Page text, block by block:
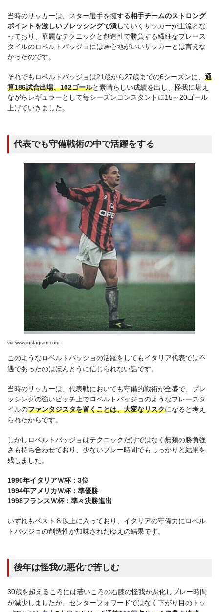
当時のサッカーは、スター選手を擁する相手チームのストロング
ポイントを激しいプレッシングで潰していくサッカーが主流とな
っており、華麗なテクニックと創造性で勝負する繊細なプレース
タイルのロベルトバッジョには居心地がいいサッカーとは言えな
かったのです。
それでもロベルトバッジョは21歳から27歳までの6シーズンに、 通
算186試合出場、102ゴールと素晴らしい成績を出し、怪我に堪え
ながらレギュラーとして毎シーズンコンスタントに15～20ゴール
上げていきました。
代表でも守備戦術の中で活躍をする
via www.instagram.com
このようなロベルトバッジョの活躍をしてもイタリア代表では不
遇であったのはほんとうに信じられない話です。
当時のサッカーは、代表戦においても守備的戦術が全盛で、プレ
ッシングの強いピッチ上でロベルトバッジョのようなプレースタ
イルのファンタジスタを置くことは、大変なリスクになると考え
られたからです。
しかしロベルトバッジョはテクニックだけではなく無類の勝負強
さも持ち合わせており、少ないプレー時間でもしっかりと結果を
残しました。
1990年イタリアＷ杯：3位
1994年アメリカＷ杯：準優勝
1998フランスＷ杯：準々決勝進出
いずれもベスト８以上に入っており、イタリアの守備力にロベル
トバッジョの創造性が加味されたゆえの結果です。
後年は怪我の悪化で苦しむ
30歳を超えるころには若いころの右膝の怪我が悪化しプレー時間
が減少しましたが、センターフォワードではなく下がり目のトッ